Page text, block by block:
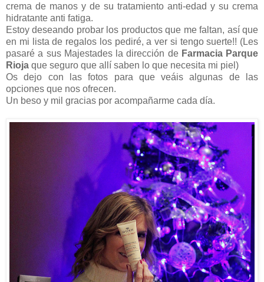
crema de manos y de su tratamiento anti-edad y su crema
hidratante anti fatiga.
Estoy deseando probar los productos que me faltan, así que
en mi lista de regalos los pediré, a ver si tengo suerte!! (Les
pasaré a sus Majestades la dirección de Farmacia Parque
Rioja que seguro que allí saben lo que necesita mi piel)
Os dejo con las fotos para que veáis algunas de las
opciones que nos ofrecen.
Un beso y mil gracias por acompañarme cada día.